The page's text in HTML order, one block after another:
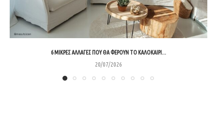
6 ΜΙΚΡΈΣ ΑΛΛΑΓΈΣ ΠΟΥ ΘΑ ΦΈΡΟΥΝ ΤΟ ΚΑΛΟΚΑΊΡΙ...
20/07/2026